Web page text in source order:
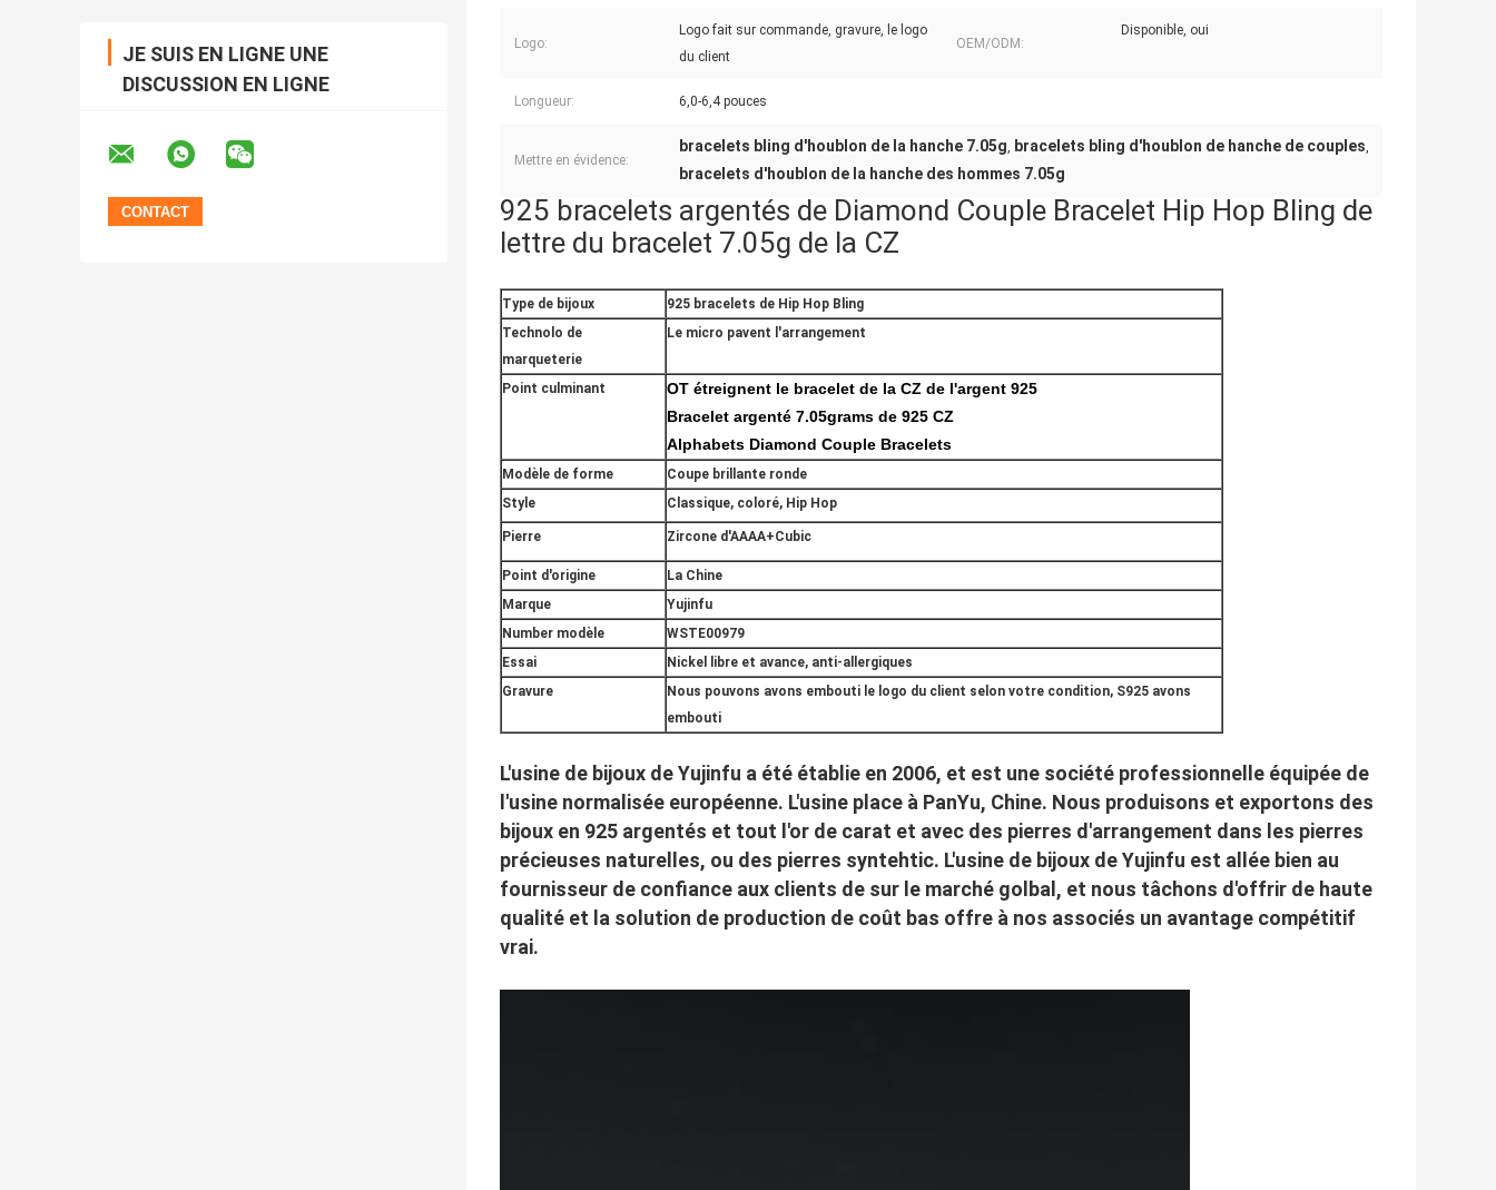
JE SUIS EN LIGNE UNE
DISCUSSION EN LIGNE
Logo:
Logo fait sur commande, gravure, le logo
du client
OEM/ODM:
Disponible, oui
Longueur: 6,0-6,4 pouces
Mettre en évidence:
bracelets bling d'houblon de la hanche 7.05g, bracelets bling d'houblon de hanche de couples,
bracelets d'houblon de la hanche des hommes 7.05g
925 bracelets argentés de Diamond Couple Bracelet Hip Hop Bling de
lettre du bracelet 7.05g de la CZ
Type de bijoux
925 bracelets de Hip Hop Bling
Technolo de
marqueterie
Le micro pavent l'arrangement
Point culminant
OT étreignent le bracelet de la CZ de l'argent 925
Bracelet argenté 7.05grams de 925 CZ
Alphabets Diamond Couple Bracelets
Modèle de forme
Coupe brillante ronde
Style
Classique, coloré, Hip Hop
Pierre Zircone d'AAAA+Cubic
Point d'origine
La Chine
Marque
Yujinfu
Number modèle
WSTE00979
Essai
Nickel libre et avance, anti-allergiques
Gravure
Nous pouvons avons embouti le logo du client selon votre condition, S925 avons
embouti
L'usine de bijoux de Yujinfu a été établie en 2006, et est une société professionnelle équipée de
l'usine normalisée européenne. L'usine place à PanYu, Chine. Nous produisons et exportons des
bijoux en 925 argentés et tout l'or de carat et avec des pierres d'arrangement dans les pierres
précieuses naturelles, ou des pierres syntehtic. L'usine de bijoux de Yujinfu est allée bien au
fournisseur de confiance aux clients de sur le marché golbal, et nous tâchons d'offrir de haute
qualité et la solution de production de coût bas offre à nos associés un avantage compétitif
vrai.